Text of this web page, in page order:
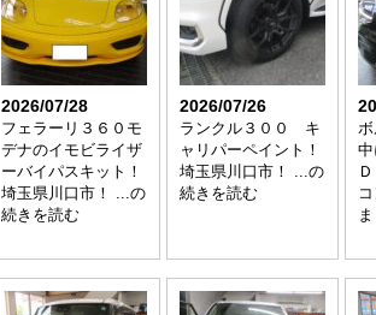
2026/07/28
フェラーリ３６０モ
デナのイモビライザ
ーバイパスキット！
埼玉県川口市！ ...の
続きを読む
2026/07/26
ランクル３００ キ
ャリパーペイント！
埼玉県川口市！ ...の
続きを読む
中